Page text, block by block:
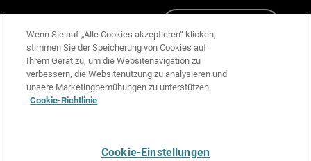
Cookie-Richtlinie
Datenschutzrichtlinie
Media & Brand Kit
Wenn Sie auf „Alle Cookies akzeptieren“ klicken,
stimmen Sie der Speicherung von Cookies auf
Ihrem Gerät zu, um die Websitenavigation zu
verbessern, die Websitenutzung zu analysieren und
unsere Marketingbemühungen zu unterstützen.
Cookie-Richtlinie
Cookie-Einstellungen